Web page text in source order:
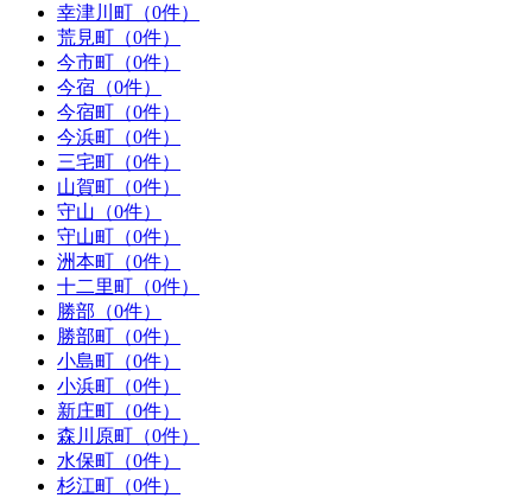
幸津川町（0件）
荒見町（0件）
今市町（0件）
今宿（0件）
今宿町（0件）
今浜町（0件）
三宅町（0件）
山賀町（0件）
守山（0件）
守山町（0件）
洲本町（0件）
十二里町（0件）
勝部（0件）
勝部町（0件）
小島町（0件）
小浜町（0件）
新庄町（0件）
森川原町（0件）
水保町（0件）
杉江町（0件）